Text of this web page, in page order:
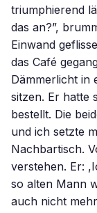
triumphierend
das an?”,
Einwand
das Café
Dämmerlicht in
sitzen. Er hatte
bestellt. Die
und ich setzte
Nachbartisch.
verstehen. Er:
so alten Mann
auch nicht